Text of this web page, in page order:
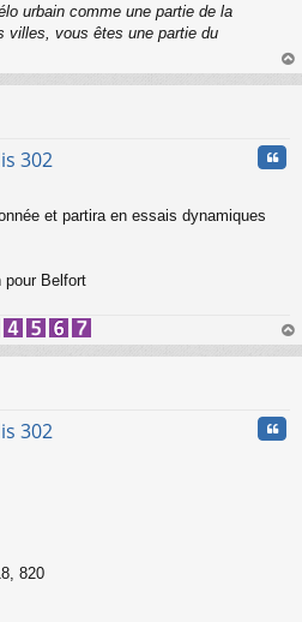
urbain comme une partie de la
villes, vous êtes une partie du
au
302
et partira en essais dynamiques
pour Belfort
au
302
820